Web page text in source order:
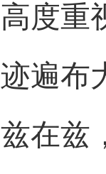
度重
遍布
在兹